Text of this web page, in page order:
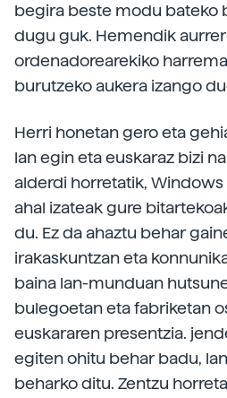
begira beste modu bateko
dugu guk. Hemendik
ordenadorearekiko
burutzeko aukera izango
Herri honetan gero eta
lan egin eta euskaraz bizi
alderdi horretatik,
ahal izateak gure
du. Ez da ahaztu behar
irakaskuntzan eta
baina lan-munduan
bulegoetan eta fabriketan
euskararen presentzia.
egiten ohitu behar badu,
beharko ditu. Zentzu